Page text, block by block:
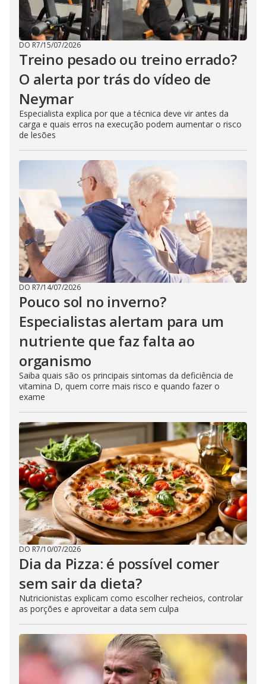
DO R7/15/07/2026
Treino pesado ou treino errado?
O alerta por trás do vídeo de
Neymar
Especialista explica por que a técnica deve vir antes da
carga e quais erros na execução podem aumentar o risco
de lesões
DO R7/14/07/2026
Pouco sol no inverno?
Especialistas alertam para um
nutriente que faz falta ao
organismo
Saiba quais são os principais sintomas da deficiência de
vitamina D, quem corre mais risco e quando fazer o
exame
DO R7/10/07/2026
Dia da Pizza: é possível comer
sem sair da dieta?
Nutricionistas explicam como escolher recheios, controlar
as porções e aproveitar a data sem culpa